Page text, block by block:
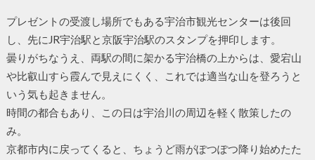
プレゼントの受渡し場所でもある宇治市観光センターは後回
し、先にJR宇治駅と京阪宇治駅のスタンプを押印します。
曇りがちなうえ、両駅の間に架かる宇治橋の上からは、愛宕山
や比叡山すら霞んで見えにくく、これでは適当な山を登ろうと
いう気も起きません。
時間の都合もあり、この日は宇治川の周辺を軽く散策したの
み。
京都市内に戻ってくると、ちょうど雨がぽつぽつ降り始めたた